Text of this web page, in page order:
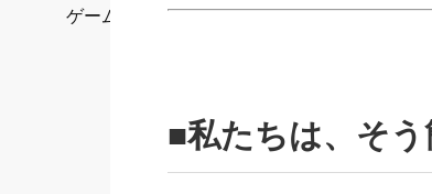
ゲーム
■私たちは、そ